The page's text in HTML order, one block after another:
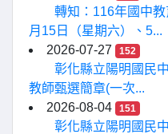
轉知：116年國中
月15日（星期六）、5...
2026-07-27
152
彰化縣立陽明國民
教師甄選簡章(一次...
2026-08-04
151
彰化縣立陽明國民